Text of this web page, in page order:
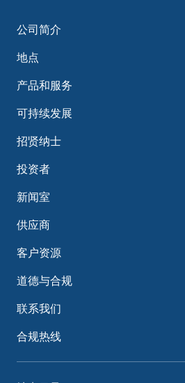
公司简介
地点
产品和服务
可持续发展
招贤纳士
投资者
新闻室
供应商
客户资源
道德与合规
联系我们
合规热线